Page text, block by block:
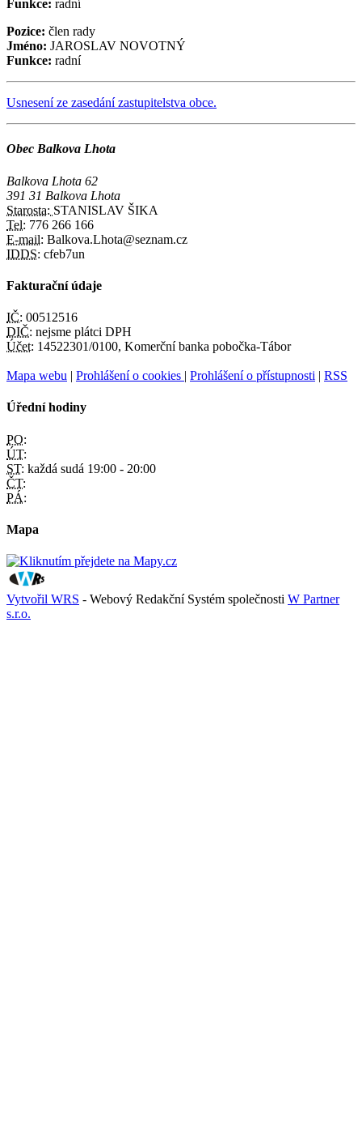
Funkce: radní
Pozice: člen rady
Jméno: JAROSLAV NOVOTNÝ
Funkce: radní
Usnesení ze zasedání zastupitelstva obce.
Obec Balkova Lhota
Balkova Lhota 62
391 31 Balkova Lhota
Starosta: STANISLAV ŠIKA
Tel: 776 266 166
E-mail: Balkova.Lhota@seznam.cz
IDDS: cfeb7un
Fakturační údaje
IČ: 00512516
DIČ: nejsme plátci DPH
Účet: 14522301/0100, Komerční banka pobočka-Tábor
Mapa webu | Prohlášení o cookies | Prohlášení o přístupnosti | RSS
Úřední hodiny
PO:
ÚT:
ST: každá sudá 19:00 - 20:00
ČT:
PÁ:
Mapa
Vytvořil WRS - Webový Redakční Systém společnosti W Partner
s.r.o.